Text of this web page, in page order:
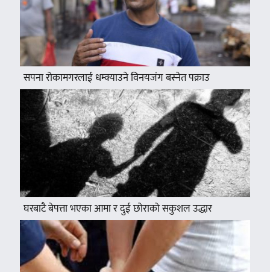
सपना रोकामगरलाई धम्क्याउने विनयजंग बस्नेत पक्राउ
घरबाटै बेपत्ता भएका आमा र दुई छोराको सकुशल उद्धार